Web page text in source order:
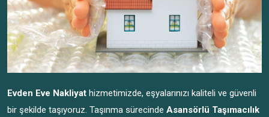
Evden Eve Nakliyat hizmetimizde, eşyalarınızı kaliteli ve güvenli
bir şekilde taşıyoruz. Taşınma sürecinde Asansörlü Taşımacılık